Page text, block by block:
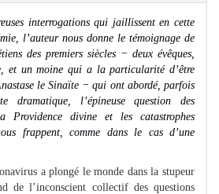
interrogations qui jaillissent en cette
l’auteur nous donne le témoignage de
des premiers siècles − deux évêques,
et un moine qui a la particularité d’être
le Sinaïte − qui ont abordé, parfois
dramatique, l’épineuse question des
Providence divine et les catastrophes
frappent, comme dans le cas d’une
a plongé le monde dans la stupeur
de l’inconscient collectif des questions